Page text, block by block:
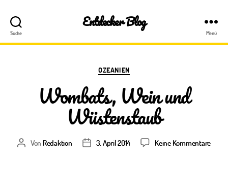
Suche
Entdecker Blog
Menü
Kategorien
OZEANIEN
Wombats, Wein und
Wüstenstaub
Beitragsautor
Von Redaktion Veröffentlichungsdatum
3. April 2014 Keine Kommentarezu